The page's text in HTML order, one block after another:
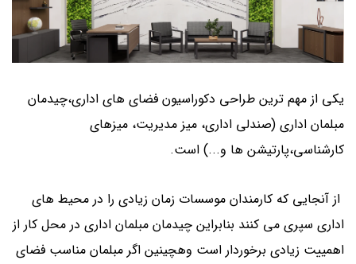
یکی از مهم ترین طراحی دکوراسیون فضای های اداری،چیدمان
مبلمان اداری (صندلی اداری، میز مدیریت، میزهای
کارشناسی،پارتیشن ها و...) است.
از آنجایی که کارمندان موسسات زمان زیادی را در محیط های
اداری سپری می کنند بنابراین چیدمان مبلمان اداری در محل کار از
اهمییت زیادی برخوردار است وهچینین اگر مبلمان مناسب فضای